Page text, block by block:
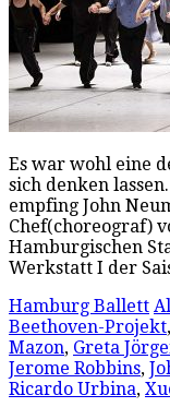
Es war wohl eine
sich denken
empfing John
Chef(choreograf)
Hamburgischen
Werkstatt I der
Hamburg Ballett
Beethoven-Projekt,
Mazon, Greta
Jerome Robbins,
Ricardo Urbina,